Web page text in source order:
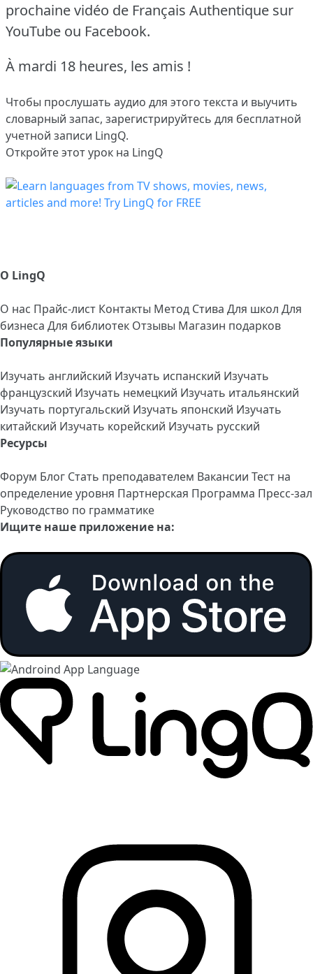
prochaine vidéo de Français Authentique sur
YouTube ou Facebook.
À mardi 18 heures, les amis !
Чтобы прослушать аудио для этого текста и выучить
словарный запас, зарегистрируйтесь для бесплатной
учетной записи LingQ.
Откройте этот урок на LingQ
О LingQ
О нас Прайс-лист Контакты Метод Стива Для школ Для
бизнеса Для библиотек Отзывы Магазин подарков
Популярные языки
Изучать английский Изучать испанский Изучать
французский Изучать немецкий Изучать итальянский
Изучать португальский Изучать японский Изучать
китайский Изучать корейский Изучать русский
Ресурсы
Форум Блог Стать преподавателем Вакансии Тест на
определение уровня Партнерская Программа Пресс-зал
Руководство по грамматике
Ищите наше приложение на: